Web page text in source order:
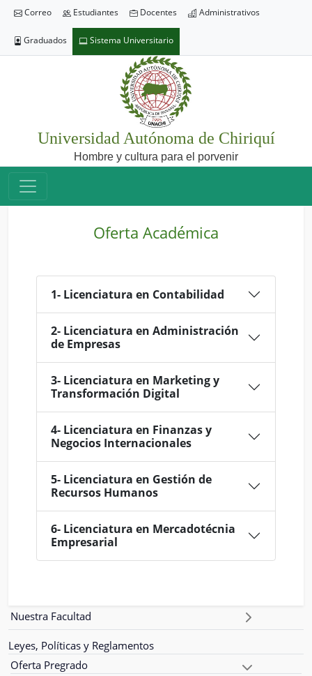
Correo Estudiantes Docentes Administrativos
Graduados Sistema Universitario
Universidad Autónoma de Chiriquí
Hombre y cultura para el porvenir
Nuestra Facultad
Leyes, Políticas y Reglamentos
Oferta Pregrado
Oferta Académica
1- Licenciatura en Contabilidad
2- Licenciatura en Administración
de Empresas
3- Licenciatura en Marketing y
Transformación Digital
4- Licenciatura en Finanzas y
Negocios Internacionales
5- Licenciatura en Gestión de
Recursos Humanos
6- Licenciatura en Mercadotécnia
Empresarial